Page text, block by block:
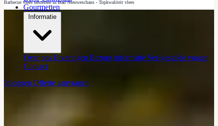
Gourmetten
Informatie
Over ons Ervaringen Bezorg informatie Veelgestelde vragen
Contact
Inloggen Offerte aanvragen
Barbecue vlees bestellen in Bad Nieuweschans - Topkwaliteit vlees